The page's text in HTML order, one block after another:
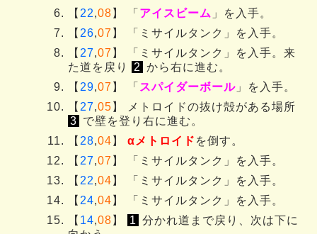
【 22,08 】 「 アイスビーム 」を入手。
【 26,07 】 「ミサイルタンク」を入手。
【 27,07 】 「ミサイルタンク」を入手。来
た道を戻り
2 から右に進む。
【 29,07 】 「 スパイダーボール 」を入手。
【 27,05 】 メトロイドの抜け殻がある場所
3 で壁を登り右に進む。
【 28,04 】 αメトロイド を倒す。
【 27,07 】 「ミサイルタンク」を入手。
【 22,04 】 「ミサイルタンク」を入手。
【 24,04 】 「ミサイルタンク」を入手。
【 14,08 】 1 分かれ道まで戻り、次は下に